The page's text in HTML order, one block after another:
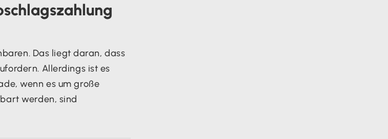
Das liegt daran, dass
Allerdings ist es
wenn es um große
werden, sind